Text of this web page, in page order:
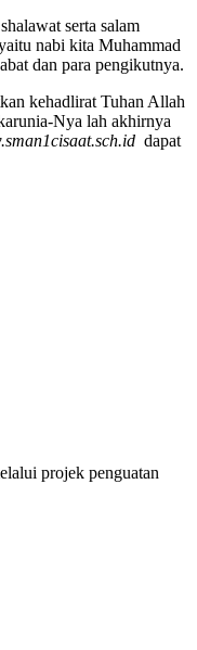
serta salam
nabi kita Muhammad
dan para pengikutnya.
kehadlirat Tuhan Allah
Nya lah akhirnya
dapat
projek penguatan